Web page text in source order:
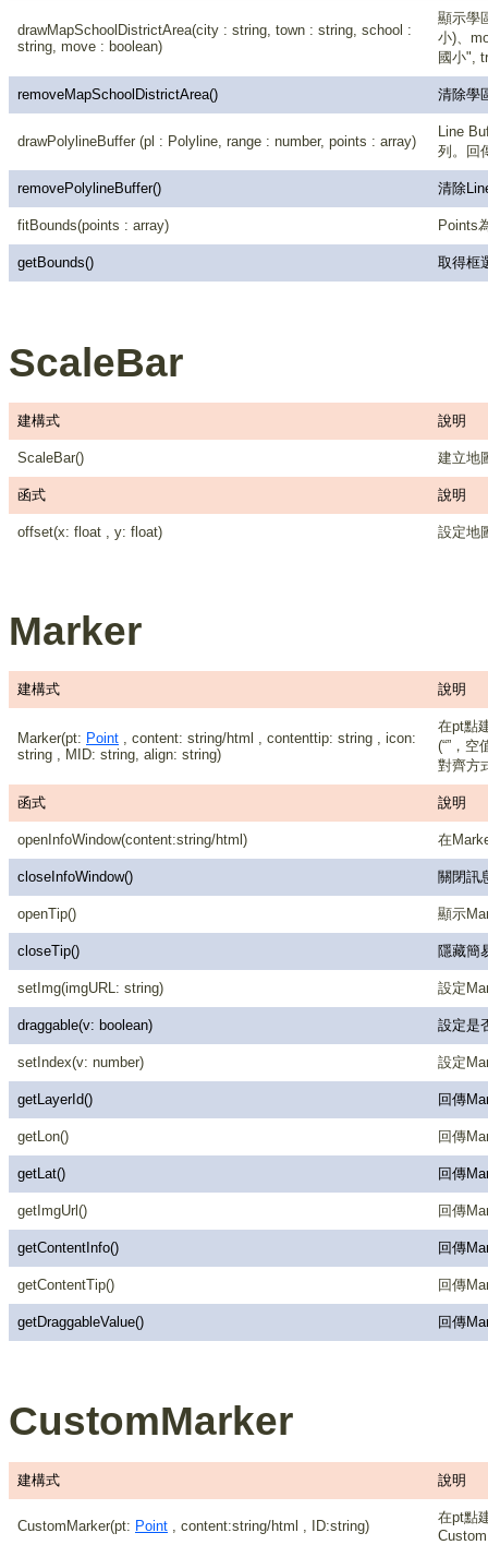
drawMapSchoolDistrictArea(city : string, town : string, school :
string, move : boolean)
顯示學
小)、
國小",
removeMapSchoolDistrictArea() 清除學
drawPolylineBuffer (pl : Polyline, range : number, points : array)
Line
列。回
removePolylineBuffer() 清除
fitBounds(points : array) Points
getBounds() 取得框
ScaleBar
建構式 說明
ScaleBar() 建立地
函式 說明
offset(x: float , y: float) 設定地
Marker
建構式 說明
Marker(pt: Point , content: string/html , contenttip: string , icon:
string , MID: string, align: string)
在pt點
(“”，
對齊方
函式 說明
openInfoWindow(content:string/html) 在
closeInfoWindow() 關閉訊
openTip() 顯示
closeTip() 隱藏簡
setImg(imgURL: string) 設定
draggable(v: boolean) 設定是
setIndex(v: number) 設定
getLayerId() 回傳
getLon() 回傳
getLat() 回傳
getImgUrl() 回傳
getContentInfo() 回傳
getContentTip() 回傳
getDraggableValue() 回傳
CustomMarker
建構式 說明
CustomMarker(pt: Point , content:string/html , ID:string)
在pt點